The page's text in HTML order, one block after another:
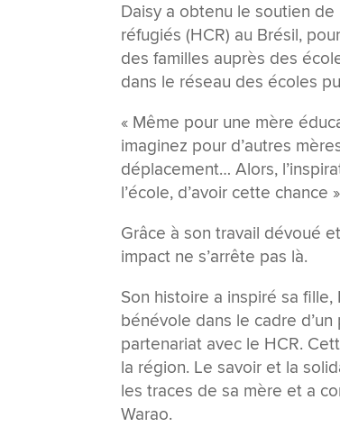
Daisy a obtenu le soutien de
réfugiés (HCR) au Brésil,
des familles auprès des
dans le réseau des écoles
« Même pour une mère
imaginez pour d’autres
déplacement… Alors,
l’école, d’avoir cette chance
Grâce à son travail dévoué
impact ne s’arrête pas là.
Son histoire a inspiré sa
bénévole dans le cadre
partenariat avec le HCR.
la région. Le savoir et la
les traces de sa mère et a
Warao.